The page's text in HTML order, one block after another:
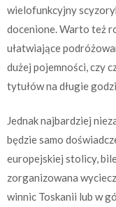
wielofunkcyjny
docenione. Warto też
ułatwiające
dużej pojemności, czy
tytułów na długie
Jednak najbardziej
będzie samo
europejskiej stolicy,
zorganizowana
winnic Toskanii lub w